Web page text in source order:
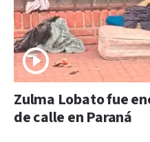
Zulma Lobato fue
de calle en Paraná